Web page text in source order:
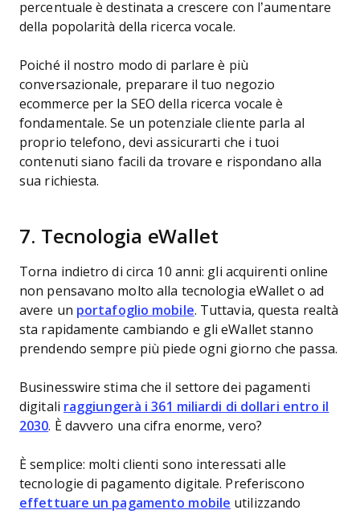
percentuale è destinata a crescere con l’aumentare
della popolarità della ricerca vocale.
Poiché il nostro modo di parlare è più
conversazionale, preparare il tuo negozio
ecommerce per la SEO della ricerca vocale è
fondamentale. Se un potenziale cliente parla al
proprio telefono, devi assicurarti che i tuoi
contenuti siano facili da trovare e rispondano alla
sua richiesta.
7. Tecnologia eWallet
Torna indietro di circa 10 anni: gli acquirenti online
non pensavano molto alla tecnologia eWallet o ad
avere un portafoglio mobile. Tuttavia, questa realtà
sta rapidamente cambiando e gli eWallet stanno
prendendo sempre più piede ogni giorno che passa.
Businesswire stima che il settore dei pagamenti
digitali raggiungerà i 361 miliardi di dollari entro il
2030. È davvero una cifra enorme, vero?
È semplice: molti clienti sono interessati alle
tecnologie di pagamento digitale. Preferiscono
effettuare un pagamento mobile utilizzando